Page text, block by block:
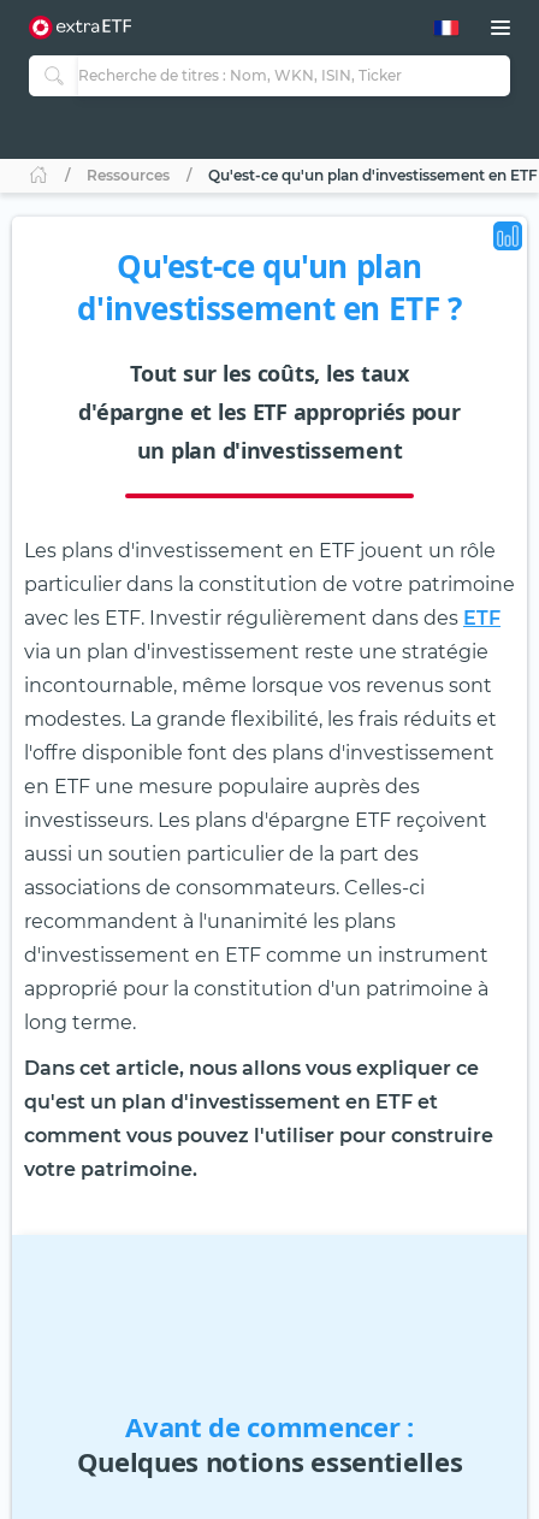
Ressources Qu'est-ce qu'un plan d'investissement en
Qu'est-ce qu'un plan
d'investissement en ETF ?
Tout sur les coûts, les taux
d'épargne et les ETF appropriés pour
un plan d'investissement
Les plans d'investissement en ETF jouent un rôle
particulier dans la constitution de votre patrimoine
avec les ETF. Investir régulièrement dans des ETF
via un plan d'investissement reste une stratégie
incontournable, même lorsque vos revenus sont
modestes. La grande flexibilité, les frais réduits et
l'offre disponible font des plans d'investissement
en ETF une mesure populaire auprès des
investisseurs. Les plans d'épargne ETF reçoivent
aussi un soutien particulier de la part des
associations de consommateurs. Celles-ci
recommandent à l'unanimité les plans
d'investissement en ETF comme un instrument
approprié pour la constitution d'un patrimoine à
long terme.
Dans cet article, nous allons vous expliquer ce
qu'est un plan d'investissement en ETF et
comment vous pouvez l'utiliser pour construire
votre patrimoine.
Avant de commencer :
Quelques notions essentielles